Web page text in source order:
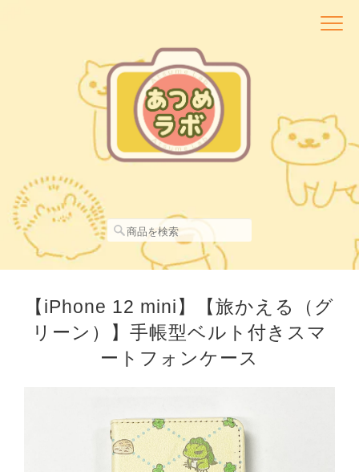
【iPhone 12 mini】【旅かえる（グ
リーン）】手帳型ベルト付きスマ
ートフォンケース